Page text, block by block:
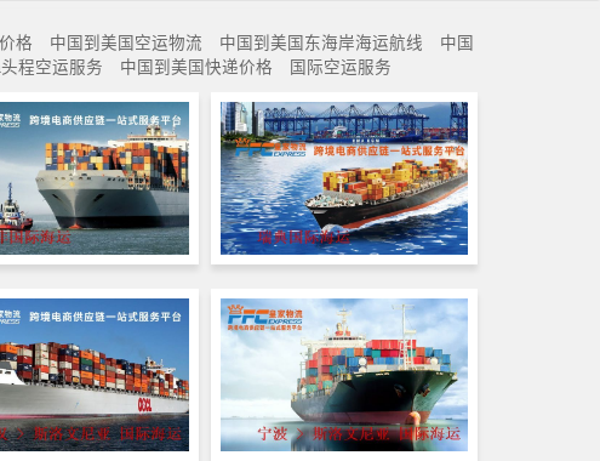
格 中国到美国空运物流 中国到美国东海岸海运航线
中国
程空运服务 中国到美国快递价格 国际空运服务